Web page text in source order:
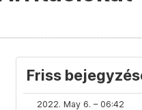
Friss
2022. May 6. – 06:42